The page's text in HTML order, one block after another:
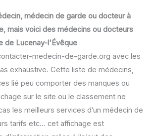
médecin de garde ou docteur à
mais voici des médecins ou docteurs
de Lucenay-l'Évêque
medecin-de-garde.org avec les
exhaustive. Cette liste de médecins,
lié peu comporter des manques ou
sur le site ou le classement ne
les meilleurs services d’un médecin de
tarifs etc… cet affichage est